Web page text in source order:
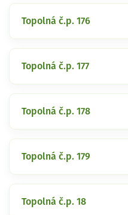
Topolná č.p. 176
Topolná č.p. 177
Topolná č.p. 178
Topolná č.p. 179
Topolná č.p. 18